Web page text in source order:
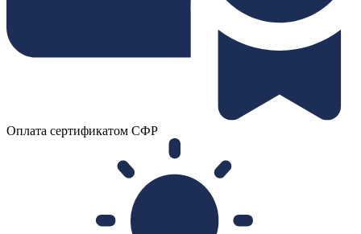
Оплата сертификатом СФР